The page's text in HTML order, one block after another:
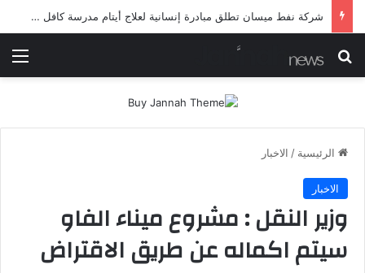
شرطة ميسان تلقي القبض على مطلقي العيارات النارية أثناء تشييع جنائزي في العمارة
بحث عن
الرئيسية / الاخبار
الاخبار
وزير النقل : مشروع ميناء الفاو
سيتم اكماله عن طريق الاقتراض